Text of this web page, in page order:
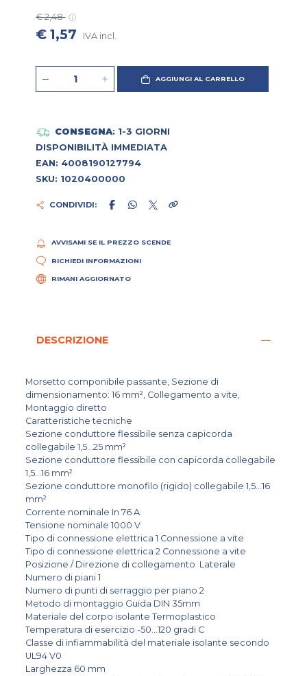
€ 2,48
€ 1,57 IVA incl.
AGGIUNGI AL CARRELLO
CONSEGNA: 1-3 GIORNI
DISPONIBILITÀ IMMEDIATA
EAN: 4008190127794
SKU: 1020400000
CONDIVIDI:
AVVISAMI SE IL PREZZO SCENDE
RICHIEDI INFORMAZIONI
RIMANI AGGIORNATO
DESCRIZIONE
Morsetto componibile passante, Sezione di
dimensionamento: 16 mm², Collegamento a vite,
Montaggio diretto
Caratteristiche tecniche
Sezione conduttore flessibile senza capicorda
collegabile 1,5...25 mm²
Sezione conduttore flessibile con capicorda collegabile
1,5...16 mm²
Sezione conduttore monofilo (rigido) collegabile 1,5...16
mm²
Corrente nominale In 76 A
Tensione nominale 1000 V
Tipo di connessione elettrica 1 Connessione a vite
Tipo di connessione elettrica 2 Connessione a vite
Posizione / Direzione di collegamento Laterale
Numero di piani 1
Numero di punti di serraggio per piano 2
Metodo di montaggio Guida DIN 35mm
Materiale del corpo isolante Termoplastico
Temperatura di esercizio -50...120 gradi C
Classe di infiammabilità del materiale isolante secondo
UL94 V0
Larghezza 60 mm